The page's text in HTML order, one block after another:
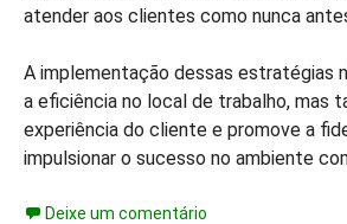
atender aos clientes como nunca
A implementação dessas estratégias
a eficiência no local de trabalho, mas
experiência do cliente e promove a
impulsionar o sucesso no ambiente
Deixe um comentário